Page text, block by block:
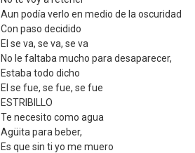
Aun podía verlo en medio de la oscuridad
Con paso decidido
El se va, se va, se va
No le faltaba mucho para desaparecer,
Estaba todo dicho
El se fue, se fue, se fue
ESTRIBILLO
Te necesito como agua
Agüita para beber,
Es que sin ti yo me muero